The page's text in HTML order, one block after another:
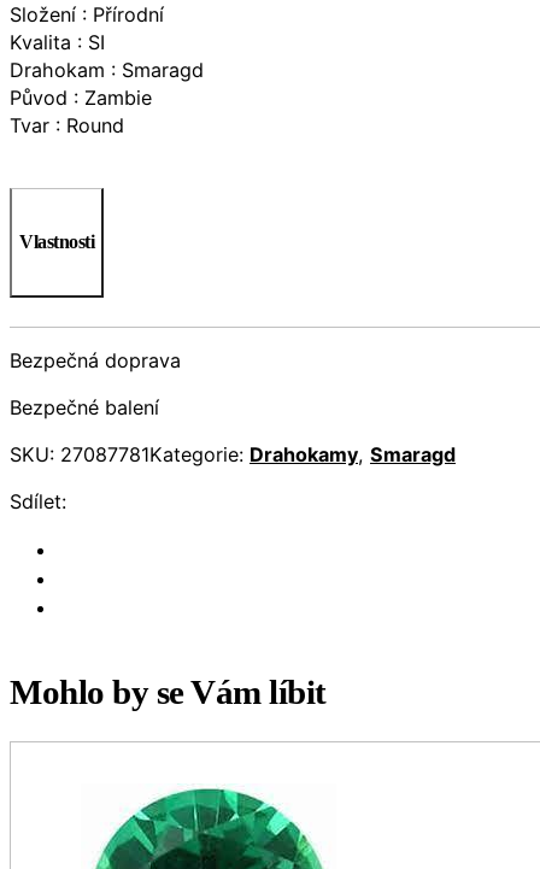
Složení : Přírodní
Kvalita : SI
Drahokam : Smaragd
Původ : Zambie
Tvar : Round
Vlastnosti
Bezpečná doprava
Bezpečné balení
SKU: 27087781Kategorie: Drahokamy, Smaragd
Sdílet:
Mohlo by se Vám líbit